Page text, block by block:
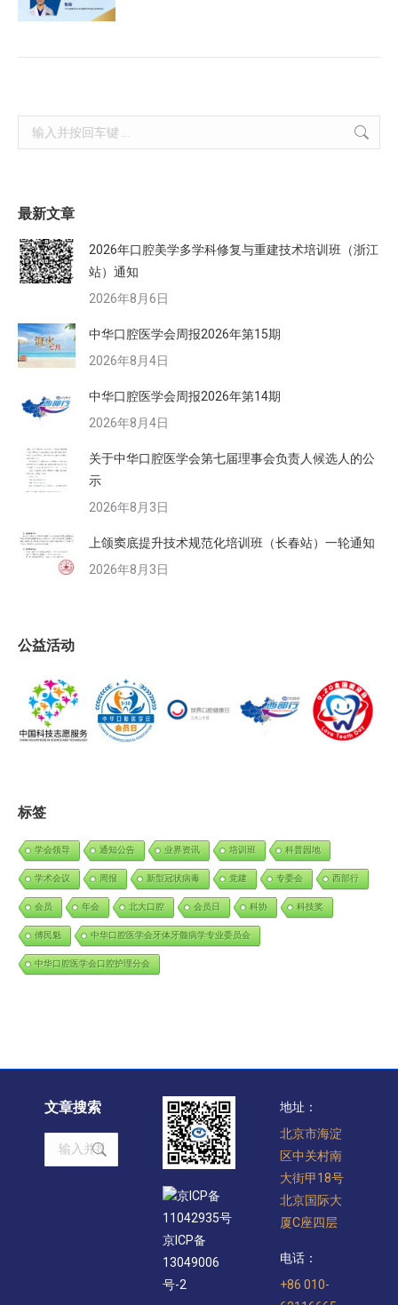
Search:
最新文章
2026年口腔美学多学科修复与重建技术培训班（浙江
站）通知
2026年8月6日
中华口腔医学会周报2026年第15期
2026年8月4日
中华口腔医学会周报2026年第14期
2026年8月4日
关于中华口腔医学会第七届理事会负责人候选人的公
示
2026年8月3日
上颌窦底提升技术规范化培训班（长春站）一轮通知
2026年8月3日
公益活动
标签
学会领导 通知公告 业界资讯 培训班 科普园地
学术会议 周报 新型冠状病毒 党建 专委会 西部行
会员 年会 北大口腔 会员日 科协 科技奖
傅民魁 中华口腔医学会牙体牙髓病学专业委员会
中华口腔医学会口腔护理分会
文章搜索
Search:
京ICP备
11042935号
京ICP备
13049006
号-2
地址：
北京市海淀
区中关村南
大街甲18号
北京国际大
厦C座四层
电话：
+86 010-